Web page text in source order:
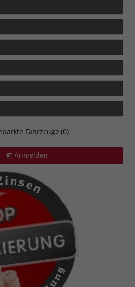
Fahrzeuge (0)
Anmelden